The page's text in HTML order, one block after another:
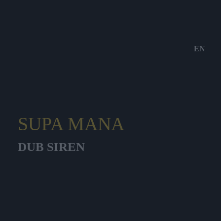
EN
SUPA MANA
DUB SIREN